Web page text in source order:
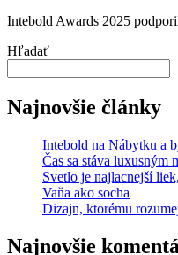
Intebold Awards 2025
Hľadať
Najnovšie články
Intebold na Nábytku a
Čas sa stáva luxusným
Svetlo je najlacnejší
Vaňa ako socha
Dizajn, ktorému
Najnovšie